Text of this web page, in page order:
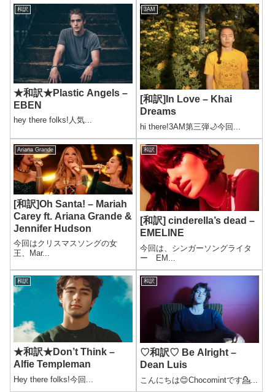
和訳
★和訳★Plastic Angels –
EBEN
hey there folks!人気...
3AM
[和訳]In Love – Khai
Dreams
hi there!3AM第三弾🌙今回...
Ariana Grande
[和訳]Oh Santa! – Mariah
Carey ft. Ariana Grande &
Jennifer Hudson
今回はクリスマスソングの女
王、Mar...
和訳
[和訳] cinderella’s dead –
EMELINE
今回は、シンガーソングライタ
ー EM...
和訳
★和訳★Don’t Think –
Alfie Templeman
Hey there folks!今回...
和訳
♡和訳♡ Be Alright –
Dean Luis
こんにちは😊Chocomintです💁...